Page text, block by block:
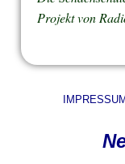
Projekt von
IMPRESSUM